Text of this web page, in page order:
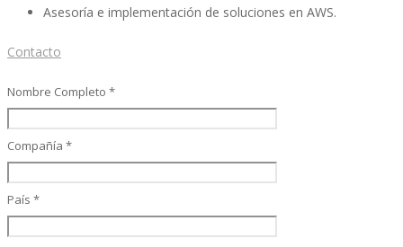
Productos
Asesoría e implementación de soluciones en AWS.
Contacto
Nombre Completo *
Compañía *
País *